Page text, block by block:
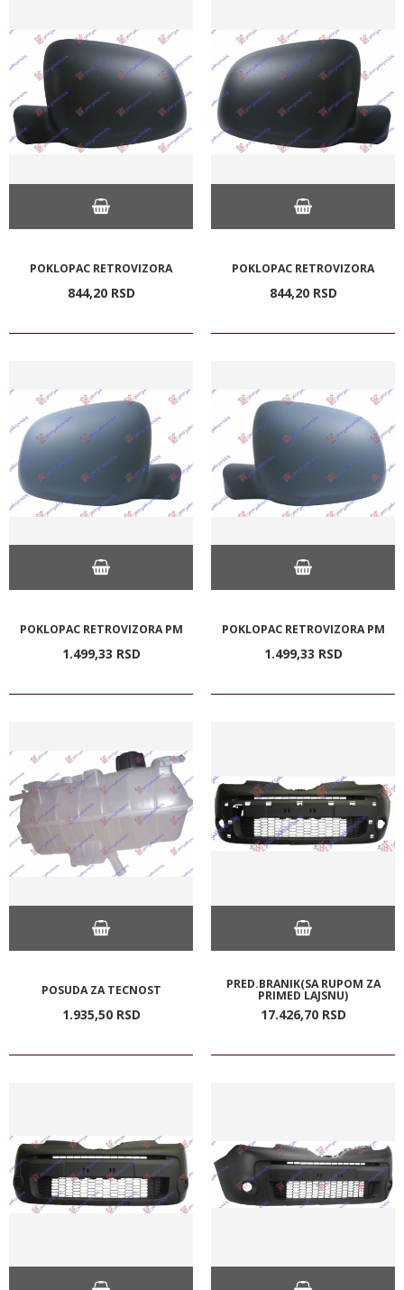
POKLOPAC RETROVIZORA
844,20 RSD
POKLOPAC RETROVIZORA
844,20 RSD
POKLOPAC RETROVIZORA PM
1.499,33 RSD
POKLOPAC RETROVIZORA PM
1.499,33 RSD
POSUDA ZA TECNOST
1.935,50 RSD
PRED.BRANIK(SA RUPOM ZA
PRIMED LAJSNU)
17.426,70 RSD